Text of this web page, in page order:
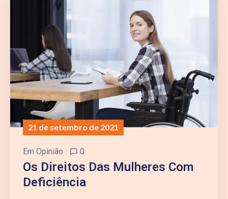
21 de setembro de 2021
Em Opinião 0
Os Direitos Das Mulheres Com
Deficiência